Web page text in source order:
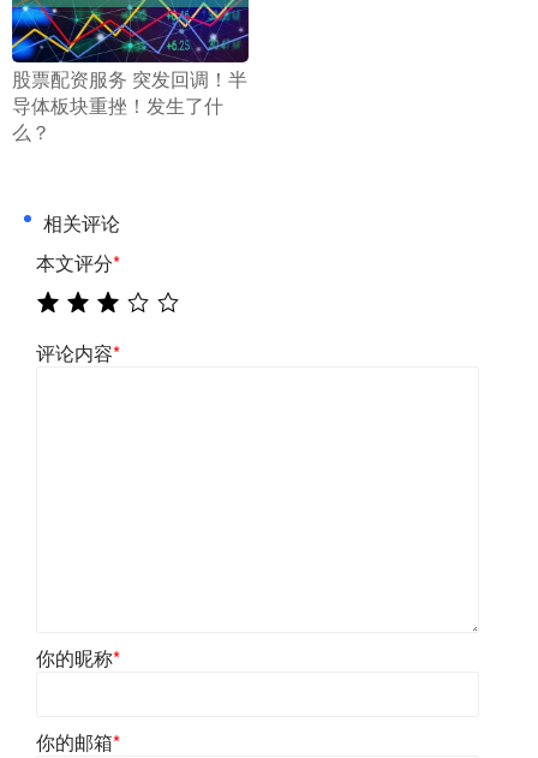
​股票配资服务 突发回调！半
导体板块重挫！发生了什
么？
相关评论
本文评分*
评论内容*
你的昵称*
你的邮箱*